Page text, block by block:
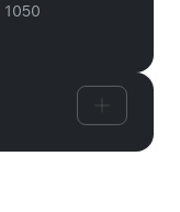
1050